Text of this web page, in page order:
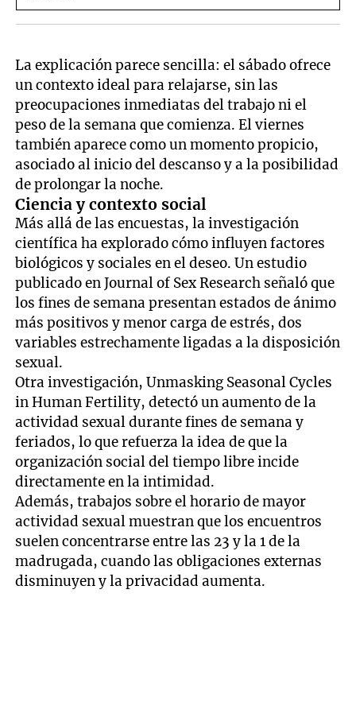
La explicación parece sencilla: el sábado ofrece
un contexto ideal para relajarse, sin las
preocupaciones inmediatas del trabajo ni el
peso de la semana que comienza. El viernes
también aparece como un momento propicio,
asociado al inicio del descanso y a la posibilidad
de prolongar la noche.
Ciencia y contexto social
Más allá de las encuestas, la investigación
científica ha explorado cómo influyen factores
biológicos y sociales en el deseo. Un estudio
publicado en Journal of Sex Research señaló que
los fines de semana presentan estados de ánimo
más positivos y menor carga de estrés, dos
variables estrechamente ligadas a la disposición
sexual.
Otra investigación, Unmasking Seasonal Cycles
in Human Fertility, detectó un aumento de la
actividad sexual durante fines de semana y
feriados, lo que refuerza la idea de que la
organización social del tiempo libre incide
directamente en la intimidad.
Además, trabajos sobre el horario de mayor
actividad sexual muestran que los encuentros
suelen concentrarse entre las 23 y la 1 de la
madrugada, cuando las obligaciones externas
disminuyen y la privacidad aumenta.